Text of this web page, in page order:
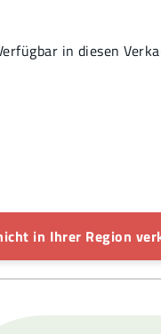
in diesen
in Ihrer Region